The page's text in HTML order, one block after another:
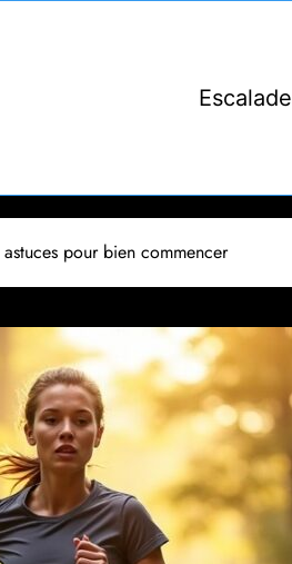
Escalade
pour bien commencer